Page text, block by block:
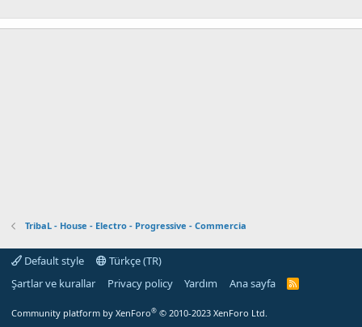
TribaL - House - Electro - Progressive - Commercia
Default style
Türkçe (TR)
Şartlar ve kurallar
Privacy policy Yardım Ana sayfa
R
Community platform by XenForo® © 2010-2023 XenForo Ltd.